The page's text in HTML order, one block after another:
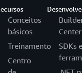
Conceitos
básicos
Treinamento
Centro
Center
SDKs e